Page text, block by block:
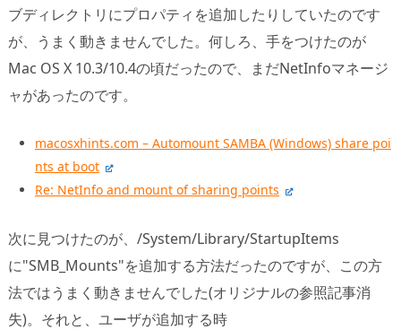
ブディレクトリにプロパティを追加したりしていたのです
が、うまく動きませんでした。何しろ、手をつけたのが
Mac OS X 10.3/10.4の頃だったので、まだNetInfoマネージ
ャがあったのです。
macosxhints.com – Automount SAMBA (Windows) share poi
nts at boot
Re: NetInfo and mount of sharing points
次に見つけたのが、/System/Library/StartupItems
に"SMB_Mounts"を追加する方法だったのですが、この方
法ではうまく動きませんでした(オリジナルの参照記事消
失)。それと、ユーザが追加する時